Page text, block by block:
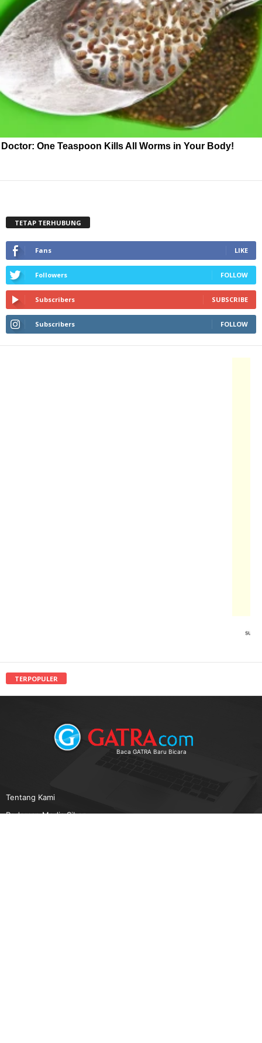
Doctor: One Teaspoon Kills All Worms in Your Body!
TETAP TERHUBUNG
Fans LIKE
Followers FOLLOW
Subscribers SUBSCRIBE
Subscribers FOLLOW
TERPOPULER
Baca GATRA Baru Bicara
Tentang Kami
Pedoman Media Siber